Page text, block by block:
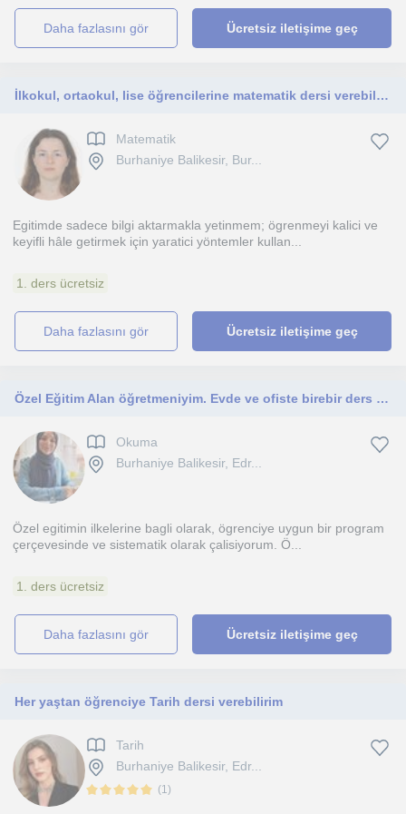
daha fazlasını gör Ücretsiz iletişime geç
İlkokul, ortaokul, lise öğrencilerine matematik dersi verebilirim. Ayrıca üniversite dersleri için analiz-1-2 dersleri verebilirim
Matematik
Burhaniye Balikesir, Bur...
Egitimde sadece bilgi aktarmakla yetinmem; ögrenmeyi kalici ve
keyifli hâle getirmek için yaratici yöntemler kullan...
1. ders ücretsiz
daha fazlasını gör Ücretsiz iletişime geç
Özel Eğitim Alan öğretmeniyim. Evde ve ofiste birebir ders vermekteyim
Okuma
Burhaniye Balikesir, Edr...
Özel egitimin ilkelerine bagli olarak, ögrenciye uygun bir program
çerçevesinde ve sistematik olarak çalisiyorum. Ö...
1. ders ücretsiz
daha fazlasını gör Ücretsiz iletişime geç
Her yaştan öğrenciye Tarih dersi verebilirim
Tarih
Burhaniye Balikesir, Edr...
(1)